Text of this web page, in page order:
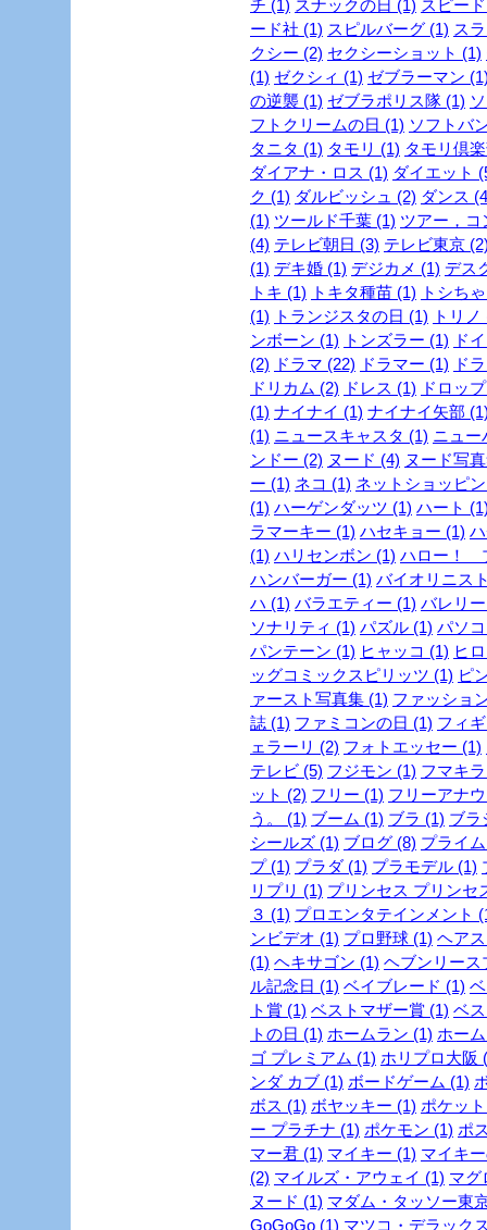
チ (1) スナックの日 (1) スピー
ード社 (1) スピルバーグ (1) ス
クシー (2) セクシーショット (1)
(1) ゼクシィ (1) ゼブラーマン
の逆襲 (1) ゼブラポリス隊 (1)
フトクリームの日 (1) ソフトバ
タニタ (1) タモリ (1) タモリ倶
ダイアナ・ロス (1) ダイエット
ク (1) ダルビッシュ (2) ダンス
(1) ツールド千葉 (1) ツアー，コ
(4) テレビ朝日 (3) テレビ東京
(1) デキ婚 (1) デジカメ (1) デス
トキ (1) トキタ種苗 (1) トシち
(1) トランジスタの日 (1) トリノ
ンボーン (1) トンズラー (1) ド
(2) ドラマ (22) ドラマー (1) ド
ドリカム (2) ドレス (1) ドロッ
(1) ナイナイ (1) ナイナイ矢部
(1) ニュースキャスタ (1) ニュー
ンドー (2) ヌード (4) ヌード写
ー (1) ネコ (1) ネットショッピ
(1) ハーゲンダッツ (1) ハート
ラマーキー (1) ハセキョー (1)
(1) ハリセンボン (1) ハロー！
ハンバーガー (1) バイオリニス
ハ (1) バラエティー (1) バレリ
ソナリティ (1) パズル (1) パソ
パンテーン (1) ヒャッコ (1) ヒ
ッグコミックスピリッツ (1) ピ
ァースト写真集 (1) ファッショ
誌 (1) ファミコンの日 (1) フィ
ェラーリ (2) フォトエッセー (1)
テレビ (5) フジモン (1) フマキ
ット (2) フリー (1) フリーアナ
う。 (1) ブーム (1) ブラ (1) ブラ
シールズ (1) ブログ (8) プライ
プ (1) プラダ (1) プラモデル (1)
リプリ (1) プリンセス プリンセ
３ (1) プロエンタテインメント
ンビデオ (1) プロ野球 (1) ヘア
(1) ヘキサゴン (1) ヘブンリース
ル記念日 (1) ベイブレード (1)
ト賞 (1) ベストマザー賞 (1) ベ
トの日 (1) ホームラン (1) ホー
ゴ プレミアム (1) ホリプロ大阪
ンダ カブ (1) ボードゲーム (1)
ボス (1) ボヤッキー (1) ポケッ
ー プラチナ (1) ポケモン (1) ポ
マー君 (1) マイキー (1) マイキ
(2) マイルズ・アウェイ (1) マグ
ヌード (1) マダム・タッソー東
GoGoGo (1) マツコ・デラック